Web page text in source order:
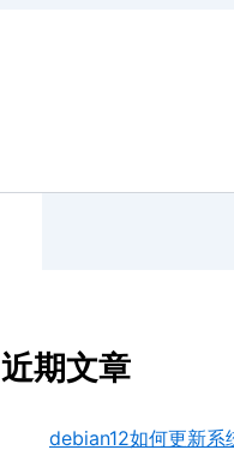
近期文章
debian12如何更新系